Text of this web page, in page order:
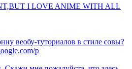
I LOVE ANIME WITH ALL
веобу-туториалов в стиле совы?
p